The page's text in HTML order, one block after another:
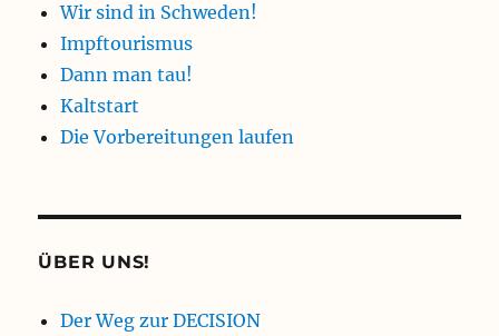
Wir sind in Schweden!
Impftourismus
Dann man tau!
Kaltstart
Die Vorbereitungen laufen
ÜBER UNS!
Der Weg zur DECISION